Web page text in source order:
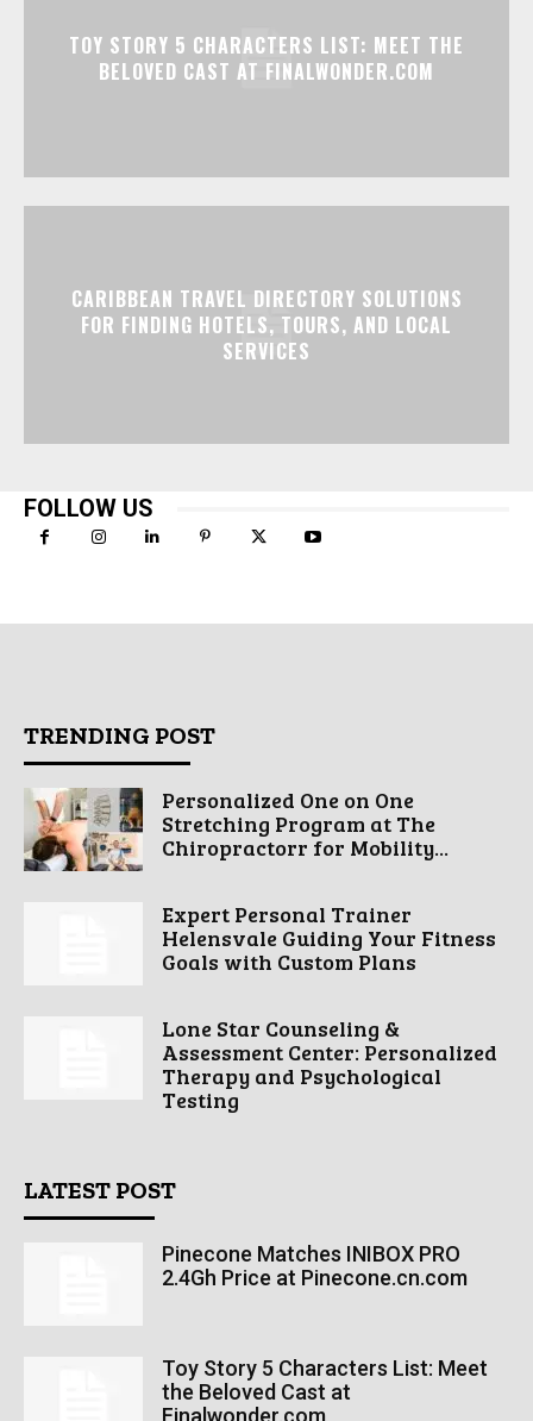
TOY STORY 5 CHARACTERS LIST: MEET THE
BELOVED CAST AT FINALWONDER.COM
CARIBBEAN TRAVEL DIRECTORY SOLUTIONS
FOR FINDING HOTELS, TOURS, AND LOCAL
SERVICES
FOLLOW US
TRENDING POST
Personalized One on One
Stretching Program at The
Chiropractorr for Mobility...
Expert Personal Trainer
Helensvale Guiding Your Fitness
Goals with Custom Plans
Lone Star Counseling &
Assessment Center: Personalized
Therapy and Psychological
Testing
LATEST POST
Pinecone Matches INIBOX PRO
2.4Gh Price at Pinecone.cn.com
Toy Story 5 Characters List: Meet
the Beloved Cast at
Finalwonder.com